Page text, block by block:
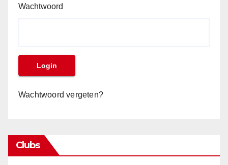
Wachtwoord
Wachtwoord vergeten?
Clubs